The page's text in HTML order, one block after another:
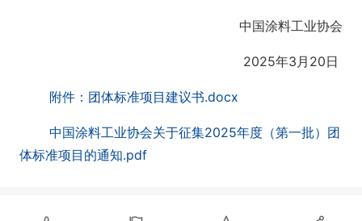
中国涂料工业协会
‎2025年3月20日
附件：团体标准项目建议书.docx
中国涂料工业协会关于征集2025年度（第一批）团
体标准项目的通知.pdf